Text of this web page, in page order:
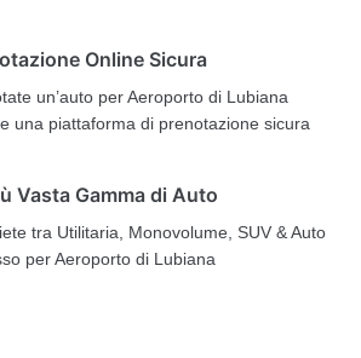
Online Sicura
un’auto per Aeroporto di Lubiana
una piattaforma di prenotazione sicura
Vasta Gamma di Auto
tra Utilitaria, Monovolume, SUV & Auto
per Aeroporto di Lubiana